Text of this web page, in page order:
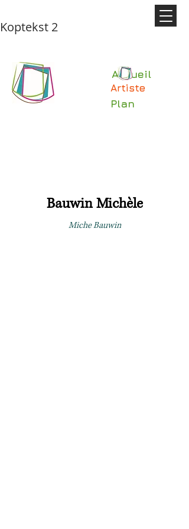
Koptekst 2
Accueil
Artiste
Plan
Bauwin Michèle
Miche Bauwin